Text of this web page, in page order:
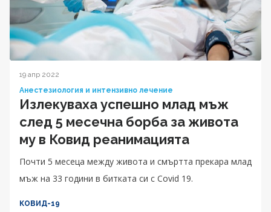
19 апр 2022
Анестезиология и интензивно лечение
Излекуваха успешно млад мъж
след 5 месечна борба за живота
му в Ковид реанимацията
Почти 5 месеца между живота и смъртта прекара млад
мъж на 33 години в битката си с Covid 19.
КОВИД-19